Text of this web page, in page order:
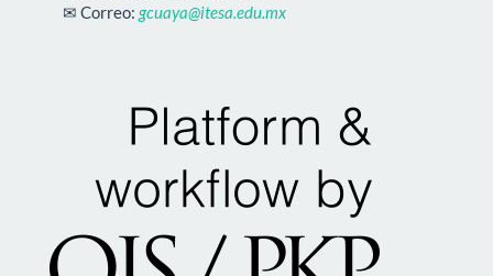
✉ Correo: gcuaya@itesa.edu.mx